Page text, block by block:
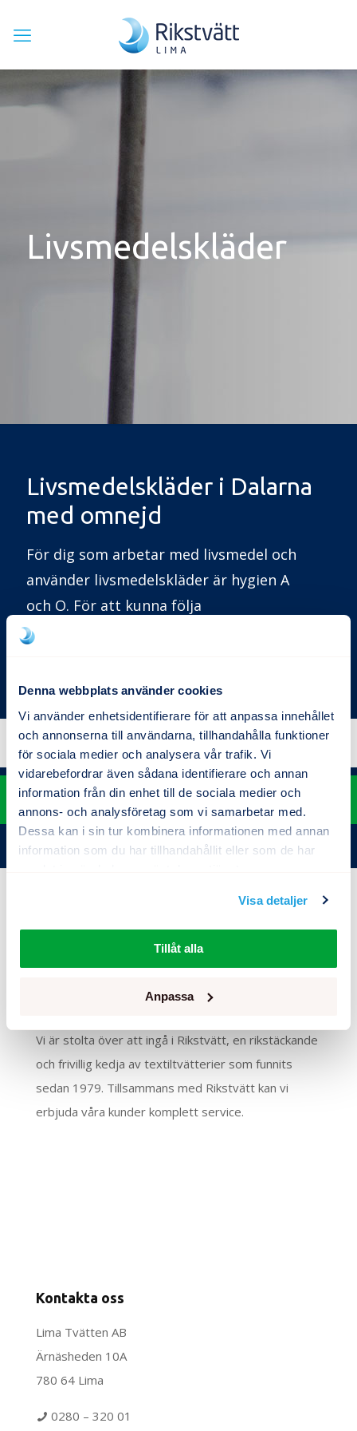
Denna webbplats använder cookies
Vi använder enhetsidentifierare för att anpassa innehållet
och annonserna till användarna, tillhandahålla funktioner
för sociala medier och analysera vår trafik. Vi
vidarebefordrar även sådana identifierare och annan
information från din enhet till de sociala medier och
annons- och analysföretag som vi samarbetar med.
Dessa kan i sin tur kombinera informationen med annan
information som du har tillhandahållit eller som de har
Visa detaljer
Tillåt alla
Anpassa
Livsmedelskläder
Livsmedelskläder i Dalarna
med omnejd
För dig som arbetar med livsmedel och
använder livsmedelskläder är hygien A
och O. För att kunna följa
livsmedelsindustrins tydliga regler och
tvätteri i princip nödvändigt.
0280 – 320 01
E-post
En del av Rikstvätt
Vi är stolta över att ingå i Rikstvätt, en rikstäckande
och frivillig kedja av textiltvätterier som funnits
sedan 1979. Tillsammans med Rikstvätt kan vi
erbjuda våra kunder komplett service.
Kontakta oss
Lima Tvätten AB
Ärnäsheden 10A
780 64 Lima
0280 – 320 01